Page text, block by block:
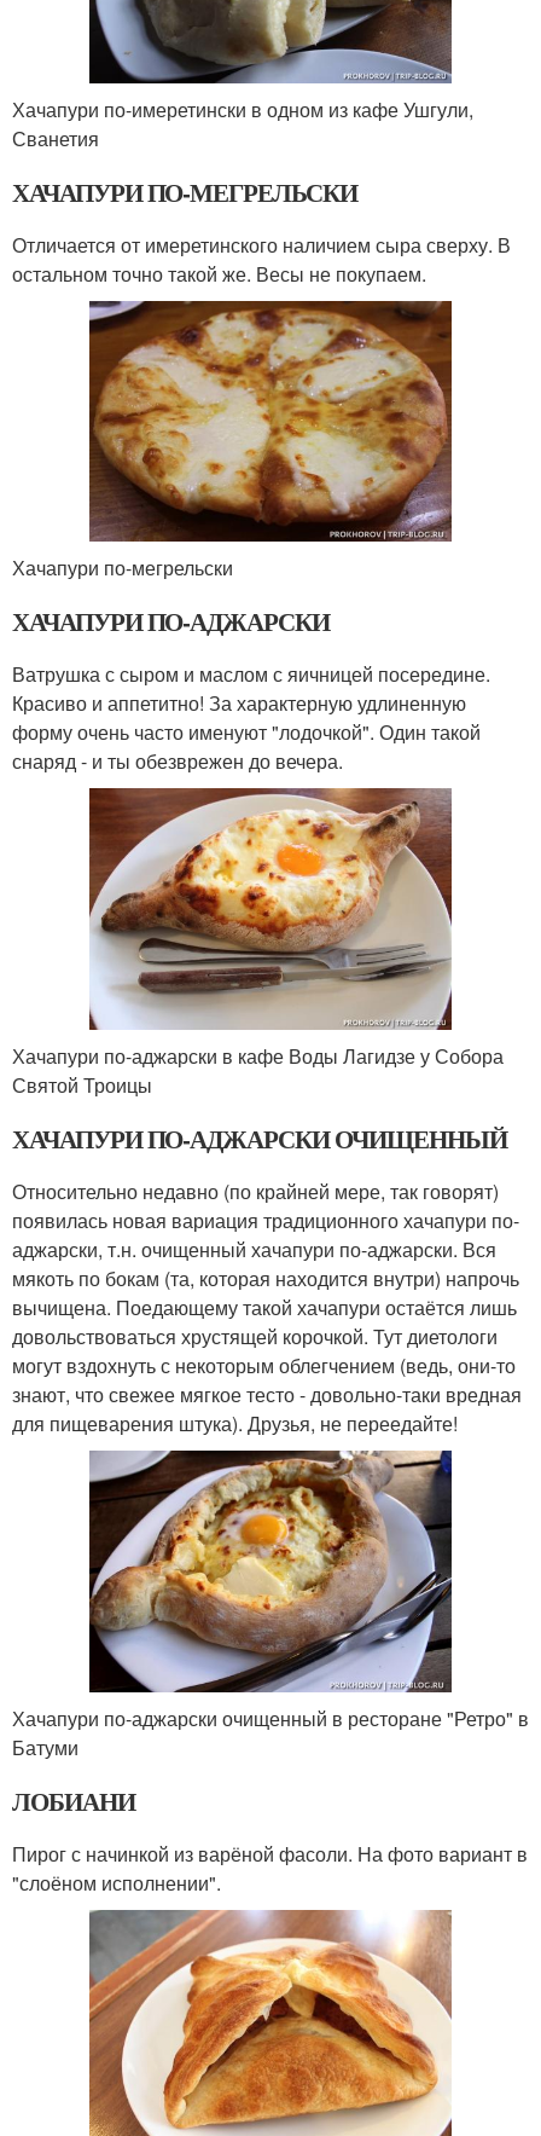
Хачапури по-имеретински в одном из кафе Ушгули,
Сванетия
ХАЧАПУРИ ПО-МЕГРЕЛЬСКИ
Отличается от имеретинского наличием сыра сверху. В
остальном точно такой же. Весы не покупаем.
Хачапури по-мегрельски
ХАЧАПУРИ ПО-АДЖАРСКИ
Ватрушка с сыром и маслом с яичницей посередине.
Красиво и аппетитно! За характерную удлиненную
форму очень часто именуют "лодочкой". Один такой
снаряд - и ты обезврежен до вечера.
Хачапури по-аджарски в кафе Воды Лагидзе у Собора
Святой Троицы
ХАЧАПУРИ ПО-АДЖАРСКИ ОЧИЩЕННЫЙ
Относительно недавно (по крайней мере, так говорят)
появилась новая вариация традиционного хачапури по-
аджарски, т.н. очищенный хачапури по-аджарски. Вся
мякоть по бокам (та, которая находится внутри) напрочь
вычищена. Поедающему такой хачапури остаётся лишь
довольствоваться хрустящей корочкой. Тут диетологи
могут вздохнуть с некоторым облегчением (ведь, они-то
знают, что свежее мягкое тесто - довольно-таки вредная
для пищеварения штука). Друзья, не переедайте!
Хачапури по-аджарски очищенный в ресторане "Ретро" в
Батуми
ЛОБИАНИ
Пирог с начинкой из варёной фасоли. На фото вариант в
"слоёном исполнении".